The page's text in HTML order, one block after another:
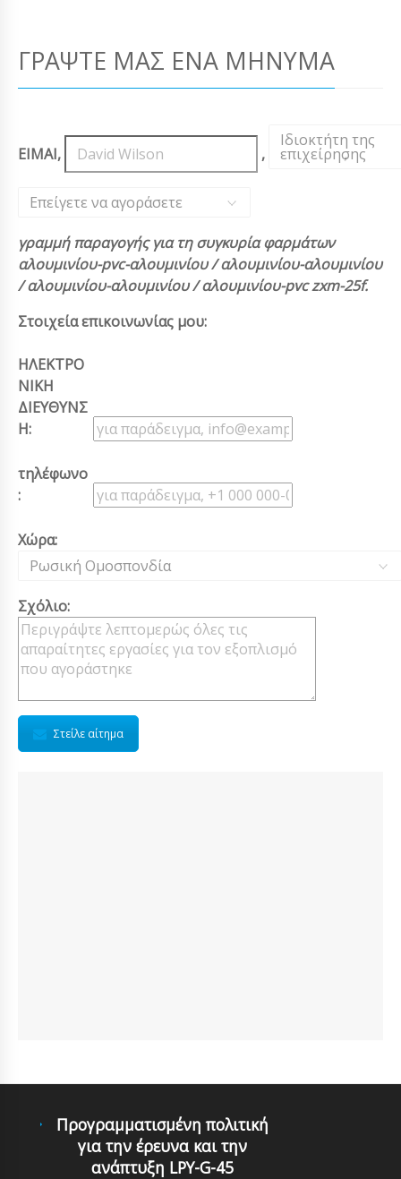
ΓΡΆΨΤΕ ΜΑΣ ΈΝΑ ΜΉΝΥΜΑ
ΕΙΜΑΙ, ,
Ιδιοκτήτη της
επιχείρησης
,
Επείγετε να αγοράσετε
γραμμή παραγογής για τη συγκυρία φαρμάτων
αλουμινίου-pvc-αλουμινίου / αλουμινίου-αλουμινίου
/ αλουμινίου-αλουμινίου / αλουμινίου-pvc zxm-25f.
Στοιχεία επικοινωνίας μου:
ΗΛΕΚΤΡΟ
ΝΙΚΗ
ΔΙΕΥΘΥΝΣ
Η:
τηλέφωνο
:
Χώρα:
Ρωσική Ομοσπονδία
Σχόλιο:
Στείλε αίτημα
Προγραμματισμένη πολιτική
για την έρευνα και την
ανάπτυξη LPY-G-45